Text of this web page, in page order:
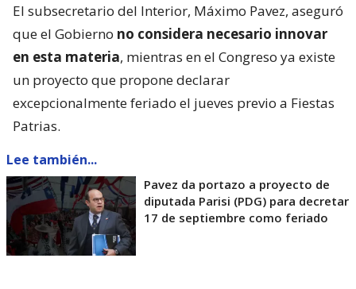
El subsecretario del Interior, Máximo Pavez, aseguró
que el Gobierno no considera necesario innovar
en esta materia, mientras en el Congreso ya existe
un proyecto que propone declarar
excepcionalmente feriado el jueves previo a Fiestas
Patrias.
Lee también...
Pavez da portazo a proyecto de
diputada Parisi (PDG) para decretar
17 de septiembre como feriado